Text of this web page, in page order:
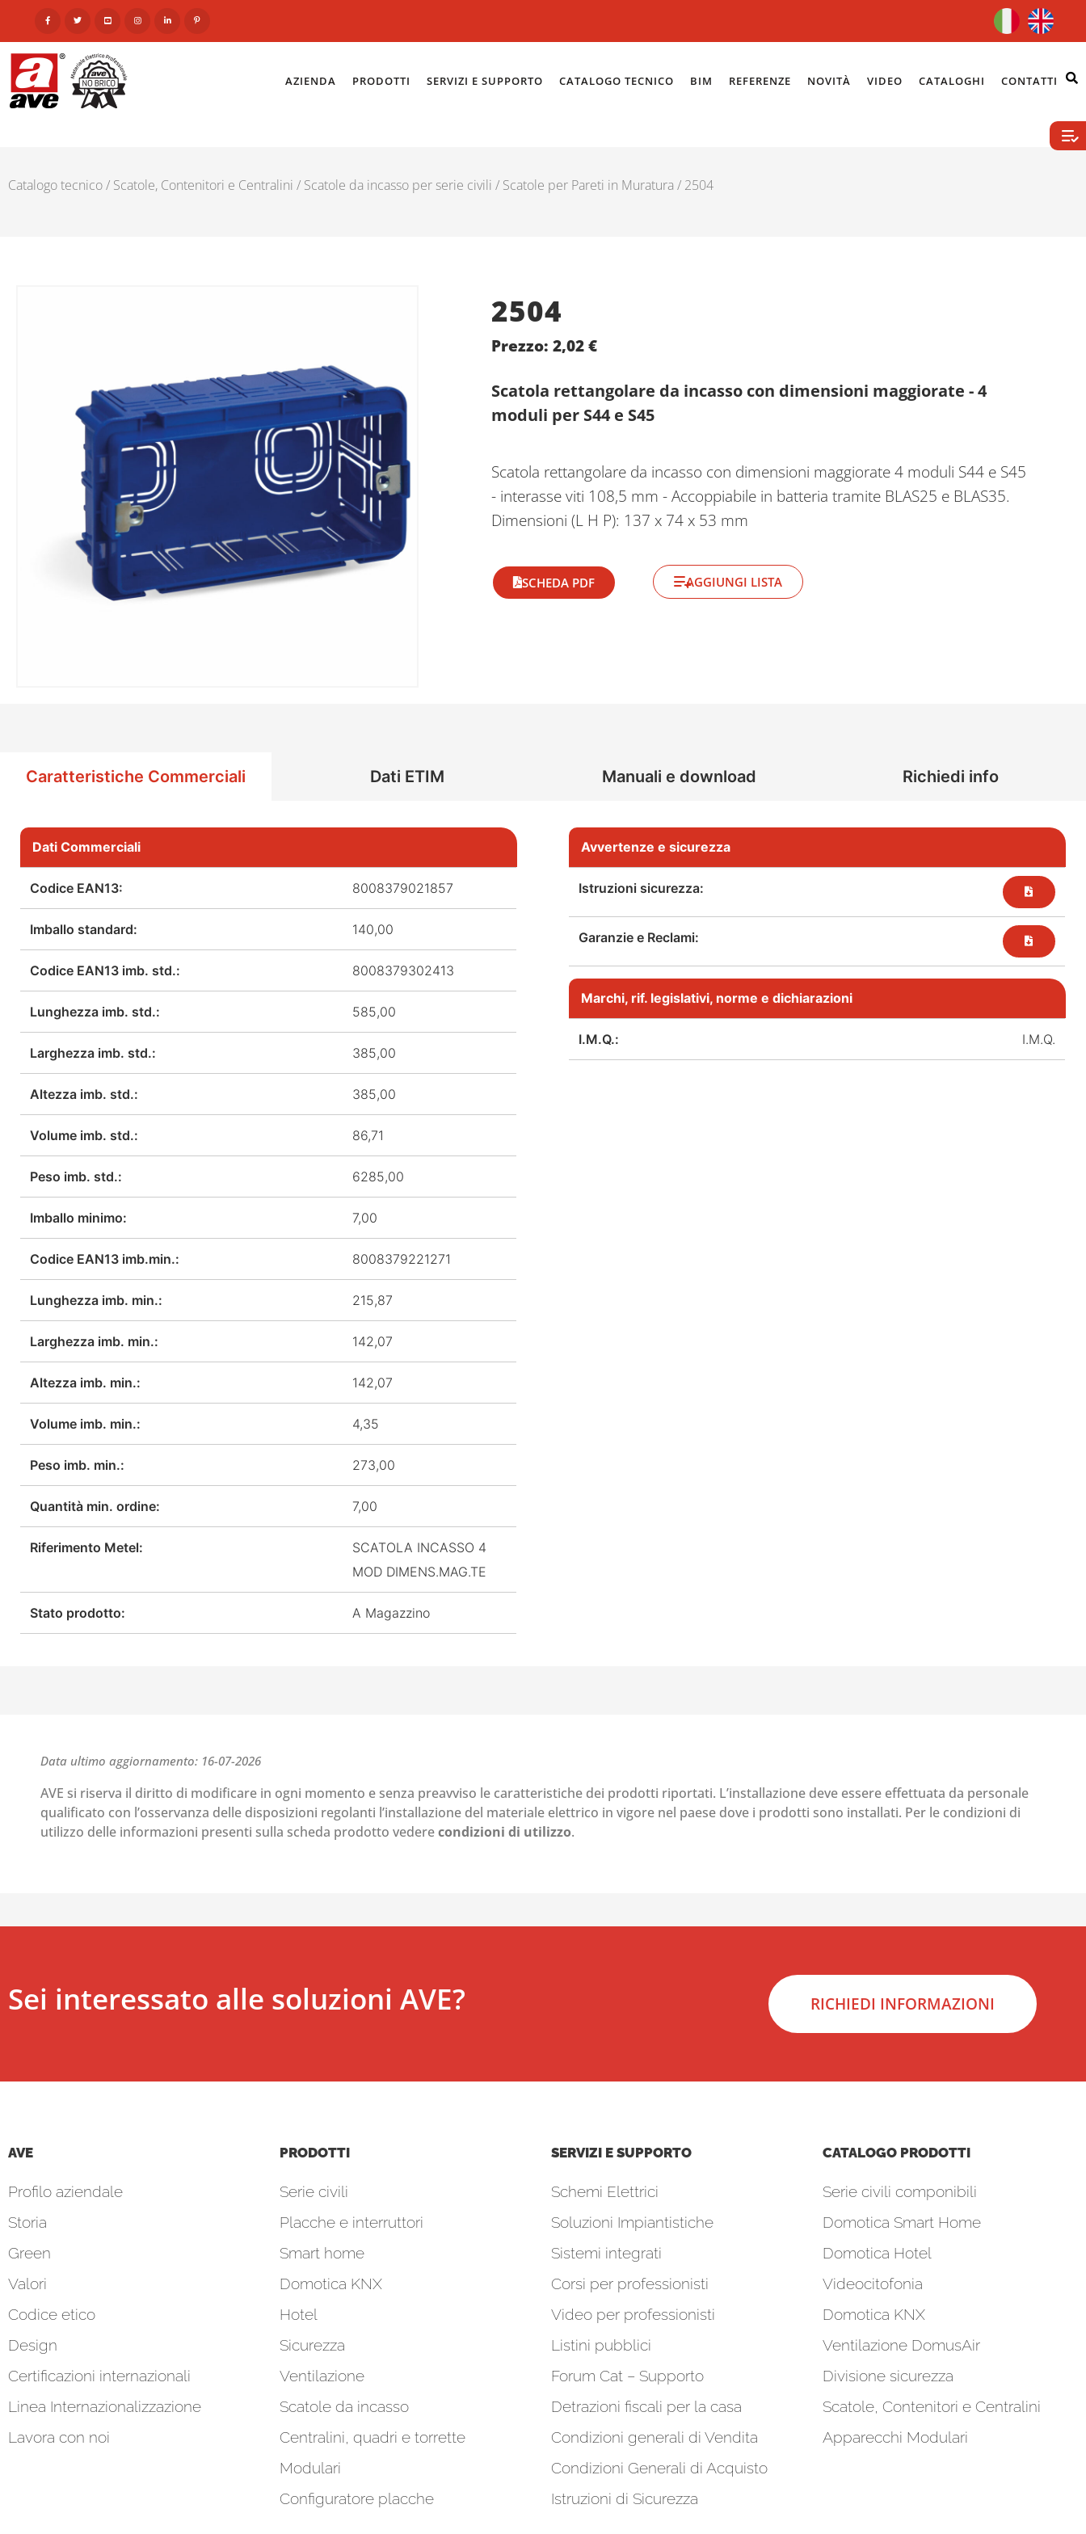
AZIENDA PRODOTTI SERVIZI E SUPPORTO CATALOGO TECNICO BIM REFERENZE NOVITÀ VIDEO CATALOGHI CONTATTI
Catalogo tecnico/ Scatole, Contenitori e Centralini / Scatole da incasso per serie civili / Scatole per Pareti in Muratura / 2504
2504
Prezzo: 2,02€
Scatola rettangolare da incasso con dimensioni maggiorate - 4
moduli per S44 e S45
Scatola rettangolare da incasso con dimensioni maggiorate 4 moduli S44 e S45
- interasse viti 108,5 mm - Accoppiabile in batteria tramite BLAS25 e BLAS35.
Dimensioni (L H P): 137 x 74 x 53 mm
SCHEDA PDF AGGIUNGI LISTA
Caratteristiche Commerciali Dati ETIM Manuali e download Richiedi info
Dati Commerciali
Codice EAN13: 8008379021857
Imballo standard: 140,00
Codice EAN13 imb. std.: 8008379302413
Lunghezza imb. std.: 585,00
Larghezza imb. std.: 385,00
Altezza imb. std.: 385,00
Volume imb. std.: 86,71
Peso imb. std.: 6285,00
Imballo minimo: 7,00
Codice EAN13 imb.min.: 8008379221271
Lunghezza imb. min.: 215,87
Larghezza imb. min.: 142,07
Altezza imb. min.: 142,07
Volume imb. min.: 4,35
Peso imb. min.: 273,00
Quantità min. ordine: 7,00
Riferimento Metel:
SCATOLA INCASSO 4
MOD DIMENS.MAG.TE
Stato prodotto: A Magazzino
Avvertenze e sicurezza
Istruzioni sicurezza:
Garanzie e Reclami:
Marchi, rif. legislativi, norme e dichiarazioni
I.M.Q.: I.M.Q.
Data ultimo aggiornamento: 16-07-2026
AVE si riserva il diritto di modificare in ogni momento e senza preavviso le caratteristiche dei prodotti riportati. L’installazione deve essere effettuata da personale
qualificato con l’osservanza delle disposizioni regolanti l’installazione del materiale elettrico in vigore nel paese dove i prodotti sono installati. Per le condizioni di
utilizzo delle informazioni presenti sulla scheda prodotto vederecondizioni di utilizzo.
Sei interessato alle soluzioni AVE? RICHIEDI INFORMAZIONI
AVE
Profilo aziendale
Storia
Green
Valori
Codice etico
Design
Certificazioni internazionali
Linea Internazionalizzazione
Lavora con noi
PRODOTTI
Serie civili
Placche e interruttori
Smart home
Domotica KNX
Hotel
Sicurezza
Ventilazione
Scatole da incasso
Centralini, quadri e torrette
Modulari
Configuratore placche
SERVIZI E SUPPORTO
Schemi Elettrici
Soluzioni Impiantistiche
Sistemi integrati
Corsi per professionisti
Video per professionisti
Listini pubblici
Forum Cat – Supporto
Detrazioni fiscali per la casa
Condizioni generali di Vendita
Condizioni Generali di Acquisto
Istruzioni di Sicurezza
CATALOGO PRODOTTI
Serie civili componibili
Domotica Smart Home
Domotica Hotel
Videocitofonia
Domotica KNX
Ventilazione DomusAir
Divisione sicurezza
Scatole, Contenitori e Centralini
Apparecchi Modulari